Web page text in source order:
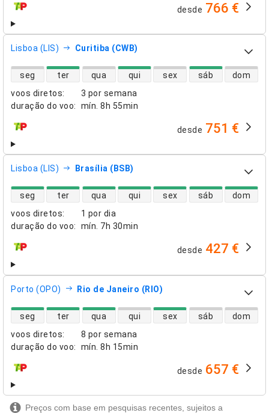
companhias aéreas desde 766 €
Lisboa (LIS) Curitiba (CWB)
voos diretos:
3 por semana
duração do voo: mín. 8h 55min
disponibilidade de voos diretos
seg ter qua qui sex sáb dom
companhias aéreas desde 751 €
Lisboa (LIS) Brasília (BSB)
voos diretos:
1 por dia
duração do voo: mín. 7h 30min
disponibilidade de voos diretos
seg ter qua qui sex sáb dom
companhias aéreas desde 427 €
Porto (OPO) Rio de Janeiro (RIO)
voos diretos:
8 por semana
duração do voo: mín. 8h 15min
disponibilidade de voos diretos
seg ter qua qui sex sáb dom
companhias aéreas desde 657 €
Preços com base em pesquisas recentes, sujeitos a